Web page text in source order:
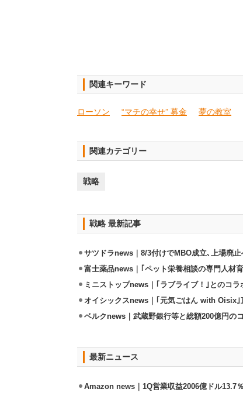
関連キーワード
ローソン “マチの幸せ” 募金 夢の教室
関連カテゴリー
戦略
戦略 最新記事
サツドラnews｜8/3付けでMBO成立､上場廃止
富士薬品news｜｢ペット栄養相談の専門人材
ミニストップnews｜｢ラブライブ！｣とのコ
オイシックスnews｜｢元気ごはん with Oisix｣
ベルクnews｜武蔵野銀行等と総額200億円の
最新ニュース
Amazon news｜1Q営業収益2006億ドル13.7